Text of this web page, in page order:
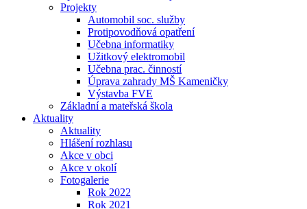
Projekty
Automobil soc. služby
Protipovodňová opatření
Učebna informatiky
Užitkový elektromobil
Učebna prac. činností
Úprava zahrady MŠ Kameničky
Výstavba FVE
Základní a mateřská škola
Aktuality
Aktuality
Hlášení rozhlasu
Akce v obci
Akce v okolí
Fotogalerie
Rok 2022
Rok 2021